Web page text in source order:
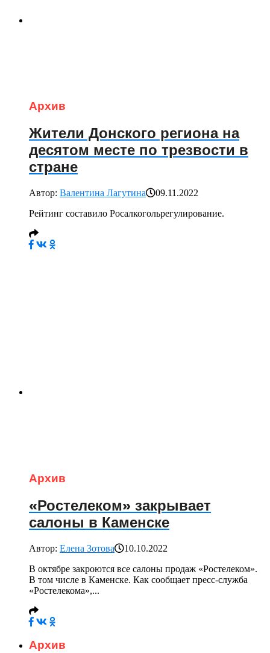
Архив
Жители Донского региона на
десятом месте по трезвости в
стране
Автор: Валентина Лагутина
09.11.2022
Рейтинг составило Росалкогольрегулирование.
Архив
«Ростелеком» закрывает
салоны в Каменске
Автор: Елена Зотова
10.10.2022
В октябре закроются все салоны продаж «Ростелеком».
В том числе в Каменске. Как сообщает пресс-служба
«Ростелекома»,...
Архив